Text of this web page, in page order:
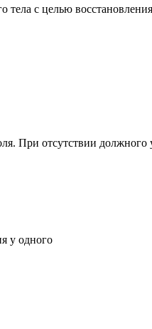
с целью восстановления
При отсутствии должного
у одного